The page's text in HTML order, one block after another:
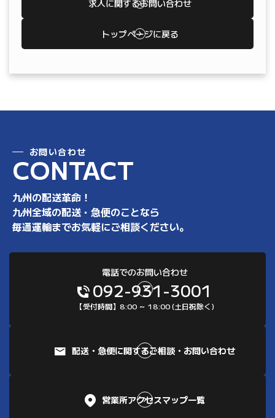
求人に関するお問い合わせ
トップページに戻る
お問い合わせ
CONTACT
九州の配送革命！
九州全域の配送・急便のことなら
毎通運輸までお気軽にご相談ください。
電話でのお問い合わせ
092-931-3001
【受付時間】8:00 ～ 18:00 (土日祝除く)
配送・急便に関するご相談・お問い合わせ
営業所アクセスマップ一覧